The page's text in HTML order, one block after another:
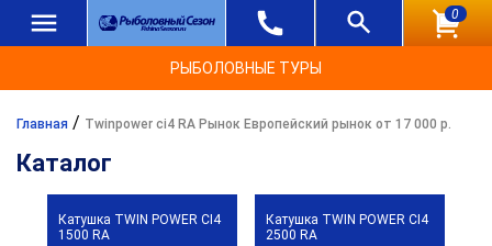
0
РЫБОЛОВНЫЕ ТУРЫ
Главная / Twinpower ci4 RA Рынок Европейский рынок от 17 000 р.
Каталог
Катушка TWIN POWER CI4
1500 RA
Катушка TWIN POWER CI4
2500 RA